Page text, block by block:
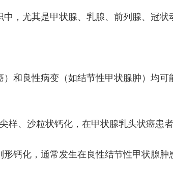
，尤其是甲状腺、乳腺、前列腺、冠状
和良性病变（如结节性甲状腺肿）均
样、沙粒状钙化，在甲状腺乳头状癌患
钙化，通常发生在良性结节性甲状腺肿